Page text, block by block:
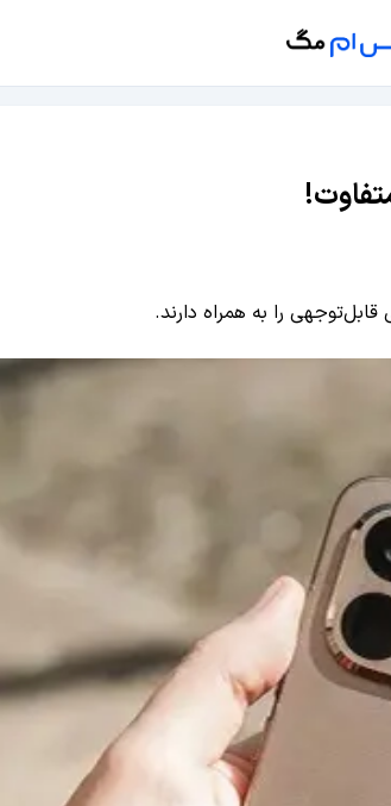
را به همراه دارند.